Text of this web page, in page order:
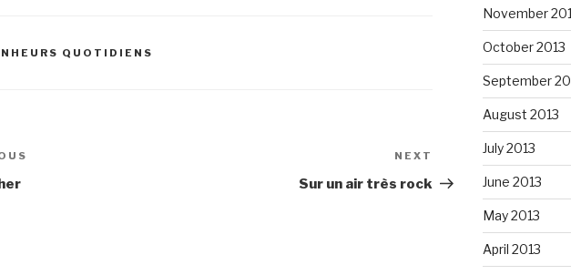
QUOTIDIENS
Post
NEXT
Sur un air très rock
November
October 2013
September
August 2013
July 2013
June 2013
May 2013
April 2013